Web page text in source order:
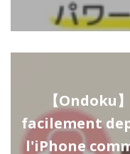
【
facilement
l'iPhone